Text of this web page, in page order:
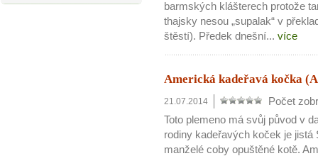
barmských klášterech protože
thajsky nesou „supalak“ v
štěstí). Předek dnešní... více
Americká kadeřavá kočka
21.07.2014
Počet
Toto plemeno má svůj původ v
rodiny kadeřavých koček je jistá
manželé coby opuštěné kotě.